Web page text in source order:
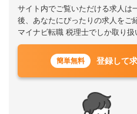
サイト内でご覧いただける求人は
後、あなたにぴったりの求人をご
マイナビ転職 税理士でしか取り扱
簡単無料 登録して